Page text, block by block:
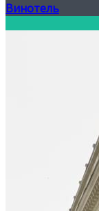
Винотель